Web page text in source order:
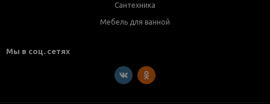
Сантехника
Мебель для ванной
Мы в соц. сетях